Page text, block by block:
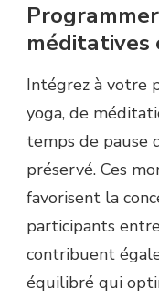
méditatives
Intégrez à votre
yoga, de
temps de pause
préservé. Ces
favorisent la
participants
contribuent
équilibré qui